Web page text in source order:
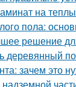
на
пола:
решение
деревянный
зачем это